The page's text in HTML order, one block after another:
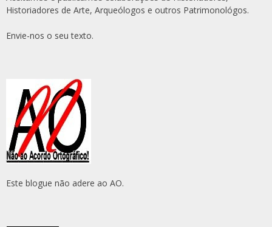
Historiadores de Arte, Arqueólogos e outros Patrimonológos.
Envie-nos o seu texto.
Este blogue não adere ao AO.